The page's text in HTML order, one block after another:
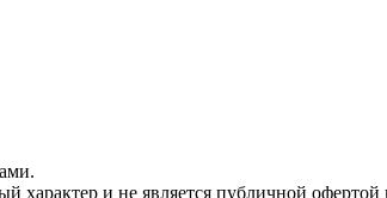
и не является публичной